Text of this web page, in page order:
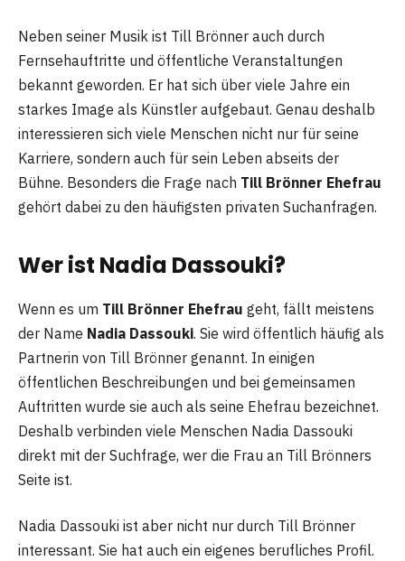
Neben seiner Musik ist Till Brönner auch durch
Fernsehauftritte und öffentliche Veranstaltungen
bekannt geworden. Er hat sich über viele Jahre ein
starkes Image als Künstler aufgebaut. Genau deshalb
interessieren sich viele Menschen nicht nur für seine
Karriere, sondern auch für sein Leben abseits der
Bühne. Besonders die Frage nach Till Brönner Ehefrau
gehört dabei zu den häufigsten privaten Suchanfragen.
Wer ist Nadia Dassouki?
Wenn es um Till Brönner Ehefrau geht, fällt meistens
der Name Nadia Dassouki. Sie wird öffentlich häufig als
Partnerin von Till Brönner genannt. In einigen
öffentlichen Beschreibungen und bei gemeinsamen
Auftritten wurde sie auch als seine Ehefrau bezeichnet.
Deshalb verbinden viele Menschen Nadia Dassouki
direkt mit der Suchfrage, wer die Frau an Till Brönners
Seite ist.
Nadia Dassouki ist aber nicht nur durch Till Brönner
interessant. Sie hat auch ein eigenes berufliches Profil.